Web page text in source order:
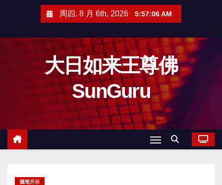
周四. 8 月 6th, 2026 5:57:08 AM
大日如来王尊佛
SunGuru
随笔开示